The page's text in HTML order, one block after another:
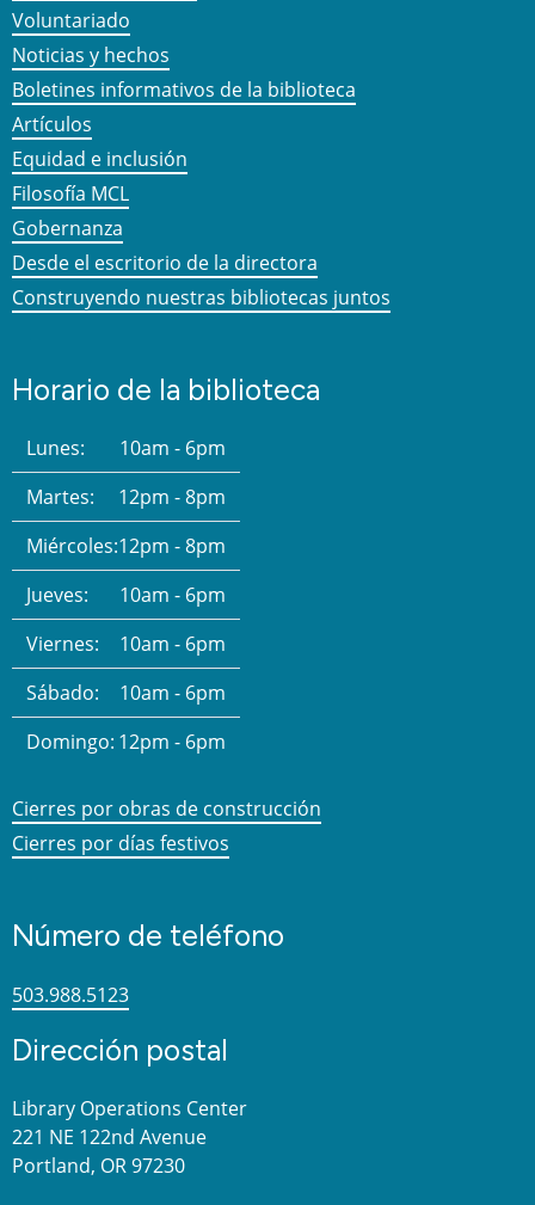
Voluntariado
Noticias y hechos
Boletines informativos de la biblioteca
Artículos
Equidad e inclusión
Filosofía MCL
Gobernanza
Desde el escritorio de la directora
Construyendo nuestras bibliotecas juntos
Horario de la biblioteca
Lunes:
10am - 6pm
Martes:
12pm - 8pm
Miércoles:12pm - 8pm
Jueves:
10am - 6pm
Viernes:
10am - 6pm
Sábado:
10am - 6pm
Domingo: 12pm - 6pm
Cierres por obras de construcción
Cierres por días festivos
Número de teléfono
503.988.5123
Dirección postal
Library Operations Center
221 NE 122nd Avenue
Portland, OR 97230